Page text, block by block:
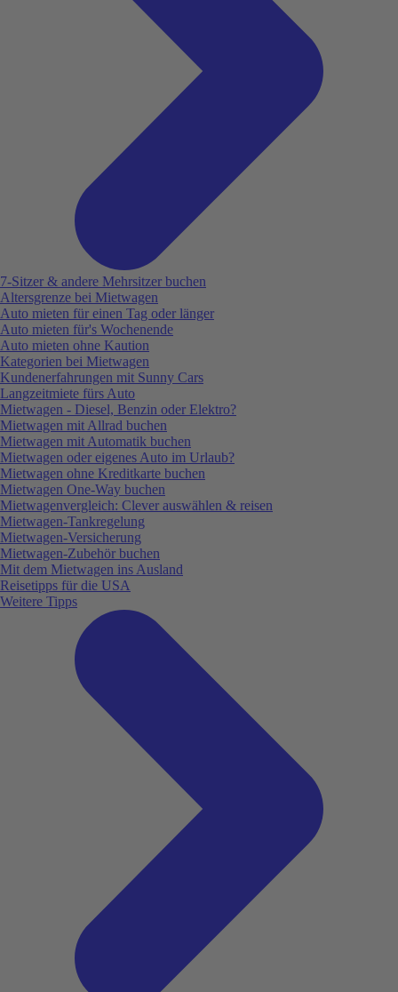
7-Sitzer & andere Mehrsitzer buchen
Altersgrenze bei Mietwagen
Auto mieten für einen Tag oder länger
Auto mieten für's Wochenende
Auto mieten ohne Kaution
Kategorien bei Mietwagen
Kundenerfahrungen mit Sunny Cars
Langzeitmiete fürs Auto
Mietwagen - Diesel, Benzin oder Elektro?
Mietwagen mit Allrad buchen
Mietwagen mit Automatik buchen
Mietwagen oder eigenes Auto im Urlaub?
Mietwagen ohne Kreditkarte buchen
Mietwagen One-Way buchen
Mietwagenvergleich: Clever auswählen & reisen
Mietwagen-Tankregelung
Mietwagen-Versicherung
Mietwagen-Zubehör buchen
Mit dem Mietwagen ins Ausland
Reisetipps für die USA
Weitere Tipps